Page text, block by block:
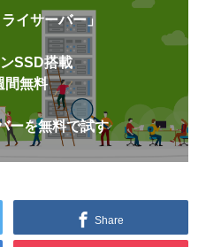
イサーバー」
ンSSD搭載
間無料
ーを無料で試す
Share